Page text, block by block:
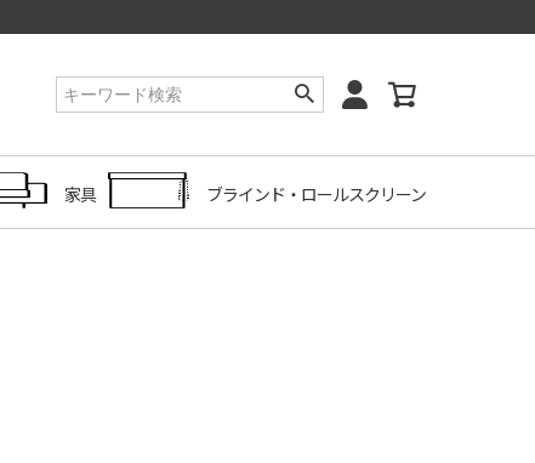
家具 ブラインド・ロールスクリーン